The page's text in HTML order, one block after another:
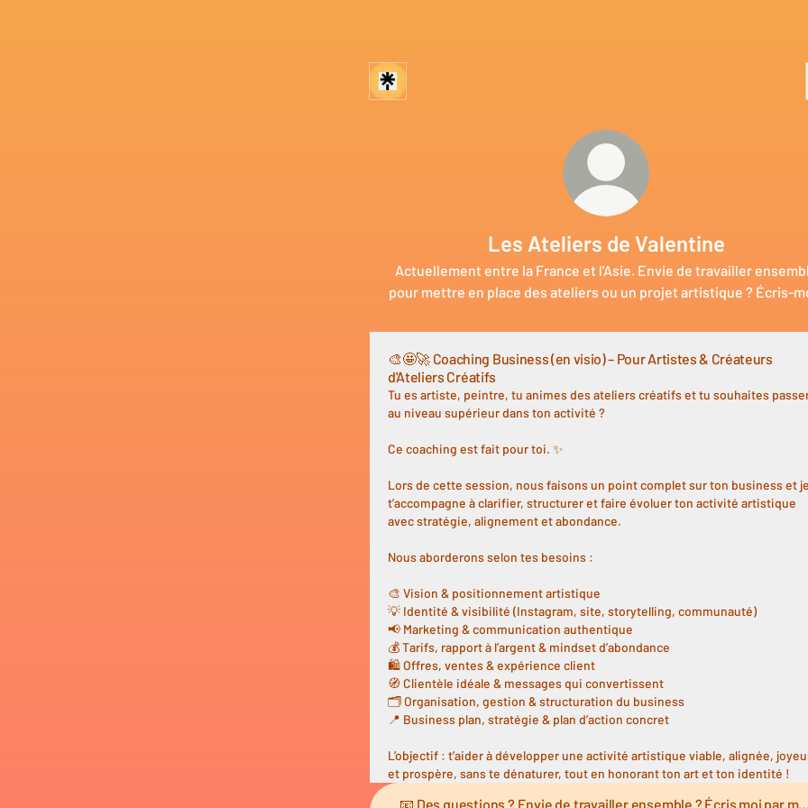
Les Ateliers de Valentine
Actuellement entre la France et l'Asie. Envie de travailler
pour mettre en place des ateliers ou un projet artistique ? Écris-
🎨🤩🚀 Coaching Business (en visio) – Pour Artistes & Créateurs
d'Ateliers Créatifs
Tu es artiste, peintre, tu animes des ateliers créatifs et tu souhaites
au niveau supérieur dans ton activité ?
Ce coaching est fait pour toi. ✨
Lors de cette session, nous faisons un point complet sur ton business et je
t’accompagne à clarifier, structurer et faire évoluer ton activité artistique
avec stratégie, alignement et abondance.
Nous aborderons selon tes besoins :
🎨 Vision & positionnement artistique
💡 Identité & visibilité (Instagram, site, storytelling, communauté)
📢 Marketing & communication authentique
💰 Tarifs, rapport à l’argent & mindset d’abondance
🛍️ Offres, ventes & expérience client
🧭 Clientèle idéale & messages qui convertissent
🗂️ Organisation, gestion & structuration du business
📍 Business plan, stratégie & plan d’action concret
L’objectif : t’aider à développer une activité artistique viable, alignée,
et prospère, sans te dénaturer, tout en honorant ton art et ton identité !
📧 Des questions ? Envie de travailler ensemble ? Écris moi par mail